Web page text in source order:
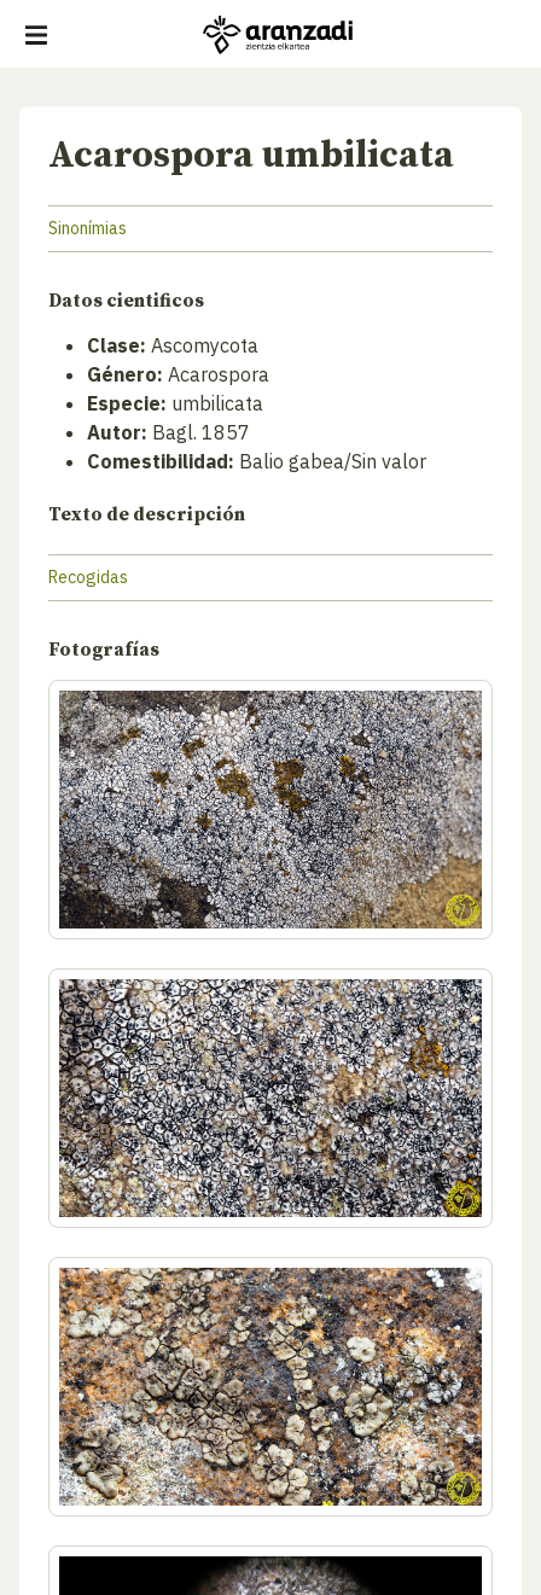
Acarospora umbilicata
Sinonímias
Datos cientificos
Clase: Ascomycota
Género: Acarospora
Especie: umbilicata
Autor: Bagl. 1857
Comestibilidad: Balio gabea/Sin valor
Texto de descripción
Recogidas
Fotografías